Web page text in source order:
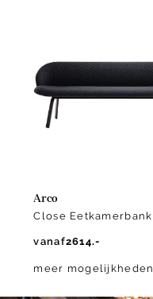
Arco
Close Eetkamerbank
vanaf2614.-
meer mogelijkheden